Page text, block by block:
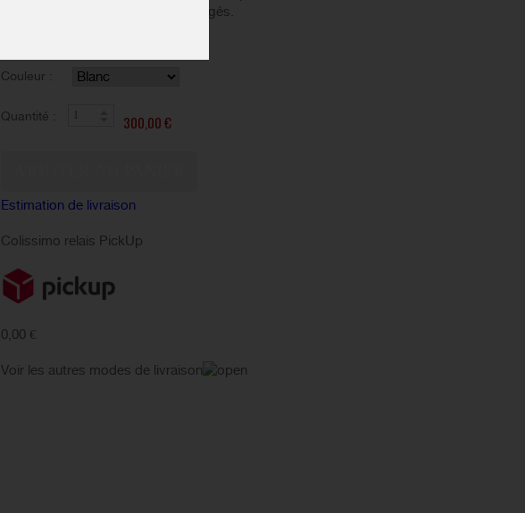
polyvalence lors des efforts prolongés.
Couleur :
Quantité : 300,00 €
Estimation de livraison
Colissimo relais PickUp
0,00 €
Voir les autres modes de livraison